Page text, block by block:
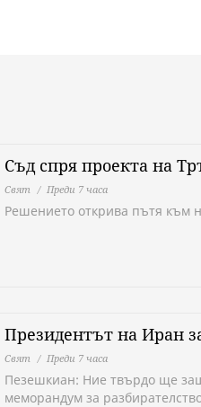
Съд спря проекта на
Свят Преди 7 часа
Решението открива пътя към
Президентът на Иран
Свят Преди 7 часа
Пезешкиан: Ние твърдо ще
меморандум за